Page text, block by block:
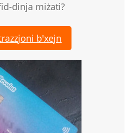
dinja miżati?
b'xejn